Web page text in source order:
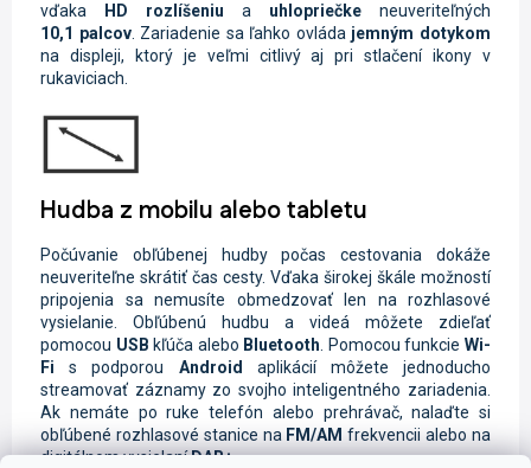
vďaka
HD rozlíšeniu a uhlopriečke neuveriteľných
10,1 palcov. Zariadenie sa ľahko ovláda jemným dotykom
na displeji, ktorý je veľmi citlivý aj pri stlačení ikony v
rukaviciach.
Hudba z mobilu alebo tabletu
Počúvanie obľúbenej hudby počas cestovania dokáže
neuveriteľne skrátiť čas cesty. Vďaka širokej škále možností
pripojenia sa nemusíte obmedzovať len na rozhlasové
vysielanie. Obľúbenú hudbu a videá môžete zdieľať
pomocou USB kľúča alebo Bluetooth . Pomocou funkcieWi-
Fi s podporou Android aplikácií môžete jednoducho
streamovať záznamy zo svojho inteligentného zariadenia.
Ak nemáte po ruke telefón alebo prehrávač, nalaďte si
obľúbené rozhlasové stanice naFM/AM frekvencii alebo na
digitálnom vysielaníDAB+.